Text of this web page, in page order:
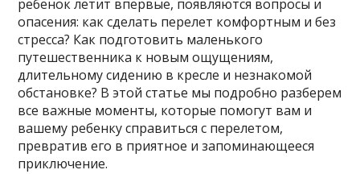
ребенок летит впервые, появляются вопросы и
опасения: как сделать перелет комфортным и без
стресса? Как подготовить маленького
путешественника к новым ощущениям,
длительному сидению в кресле и незнакомой
обстановке? В этой статье мы подробно разберем
все важные моменты, которые помогут вам и
вашему ребенку справиться с перелетом,
превратив его в приятное и запоминающееся
приключение.